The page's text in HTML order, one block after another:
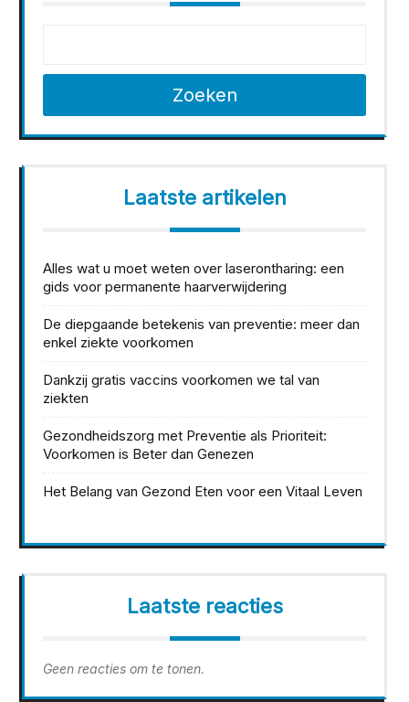
Zoeken
Laatste artikelen
Alles wat u moet weten over laserontharing: een
gids voor permanente haarverwijdering
De diepgaande betekenis van preventie: meer dan
enkel ziekte voorkomen
Dankzij gratis vaccins voorkomen we tal van
ziekten
Gezondheidszorg met Preventie als Prioriteit:
Voorkomen is Beter dan Genezen
Het Belang van Gezond Eten voor een Vitaal Leven
Laatste reacties
Geen reacties om te tonen.